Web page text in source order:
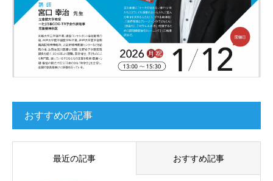
おすすめの記事
最近の記事 おすすめ記事